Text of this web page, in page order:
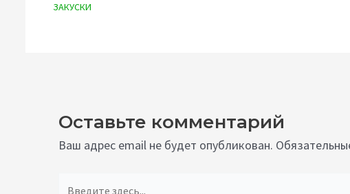
ЗАКУСКИ
Оставьте комментарий
Ваш адрес email не будет опубликован.